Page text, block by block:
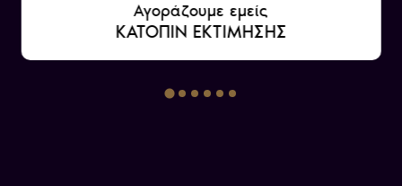
Αγοράζουμε εμείς
ΚΑΤΟΠΙΝ ΕΚΤΙΜΗΣΗΣ